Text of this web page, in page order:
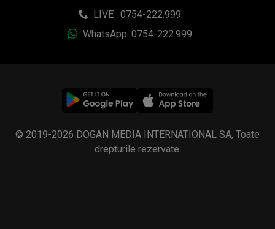
LIVE : 0754-222.999
WhatsApp: 0754-222.999
© 2019-2026 DOGAN MEDIA INTERNATIONAL SA, Toate
drepturile rezervate.